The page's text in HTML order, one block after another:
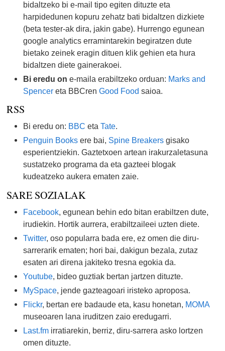
bidaltzeko bi e-mail tipo egiten dituzte eta
harpidedunen kopuru zehatz bati bidaltzen dizkiete
(beta tester-ak dira, jakin gabe). Hurrengo egunean
google analytics erramintarekin begiratzen dute
bietako zeinek eragin dituen klik gehien eta hura
bidaltzen diete gainerakoei.
Bi eredu on e-maila erabiltzeko orduan: Marks and
Spencereta BBCren Good Food saioa.
RSS
Bi eredu on: BBC eta Tate.
Penguin Booksere bai, Spine Breakersgisako
esperientziekin. Gaztetxoen artean irakurzaletasuna
sustatzeko programa da eta gazteei blogak
kudeatzeko aukera ematen zaie.
SARE SOZIALAK
Facebook, egunean behin edo bitan erabiltzen dute,
irudiekin. Hortik aurrera, erabiltzaileei uzten diete.
Twitter, oso popularra bada ere, ez omen die diru-
sarrerarik ematen; hori bai, dakigun bezala, zutaz
esaten ari direna jakiteko tresna egokia da.
Youtube, bideo guztiak bertan jartzen dituzte.
MySpace, jende gazteagoari iristeko aproposa.
Flickr, bertan ere badaude eta, kasu honetan, MOMA
museoaren lana iruditzen zaio eredugarri.
Last.fmirratiarekin, berriz, diru-sarrera asko lortzen
omen dituzte.